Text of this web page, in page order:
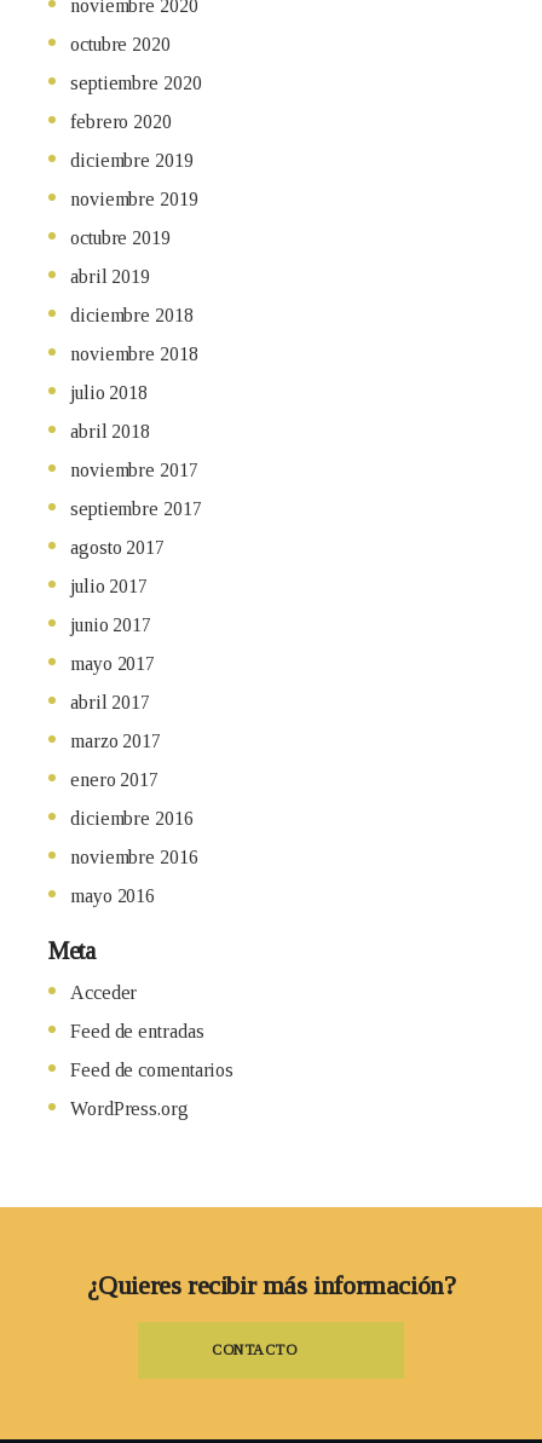
noviembre 2020
octubre 2020
septiembre 2020
febrero 2020
diciembre 2019
noviembre 2019
octubre 2019
abril 2019
diciembre 2018
noviembre 2018
julio 2018
abril 2018
noviembre 2017
septiembre 2017
agosto 2017
julio 2017
junio 2017
mayo 2017
abril 2017
marzo 2017
enero 2017
diciembre 2016
noviembre 2016
mayo 2016
Meta
Acceder
Feed de entradas
Feed de comentarios
WordPress.org
¿Quieres recibir más información?
CONTACTO